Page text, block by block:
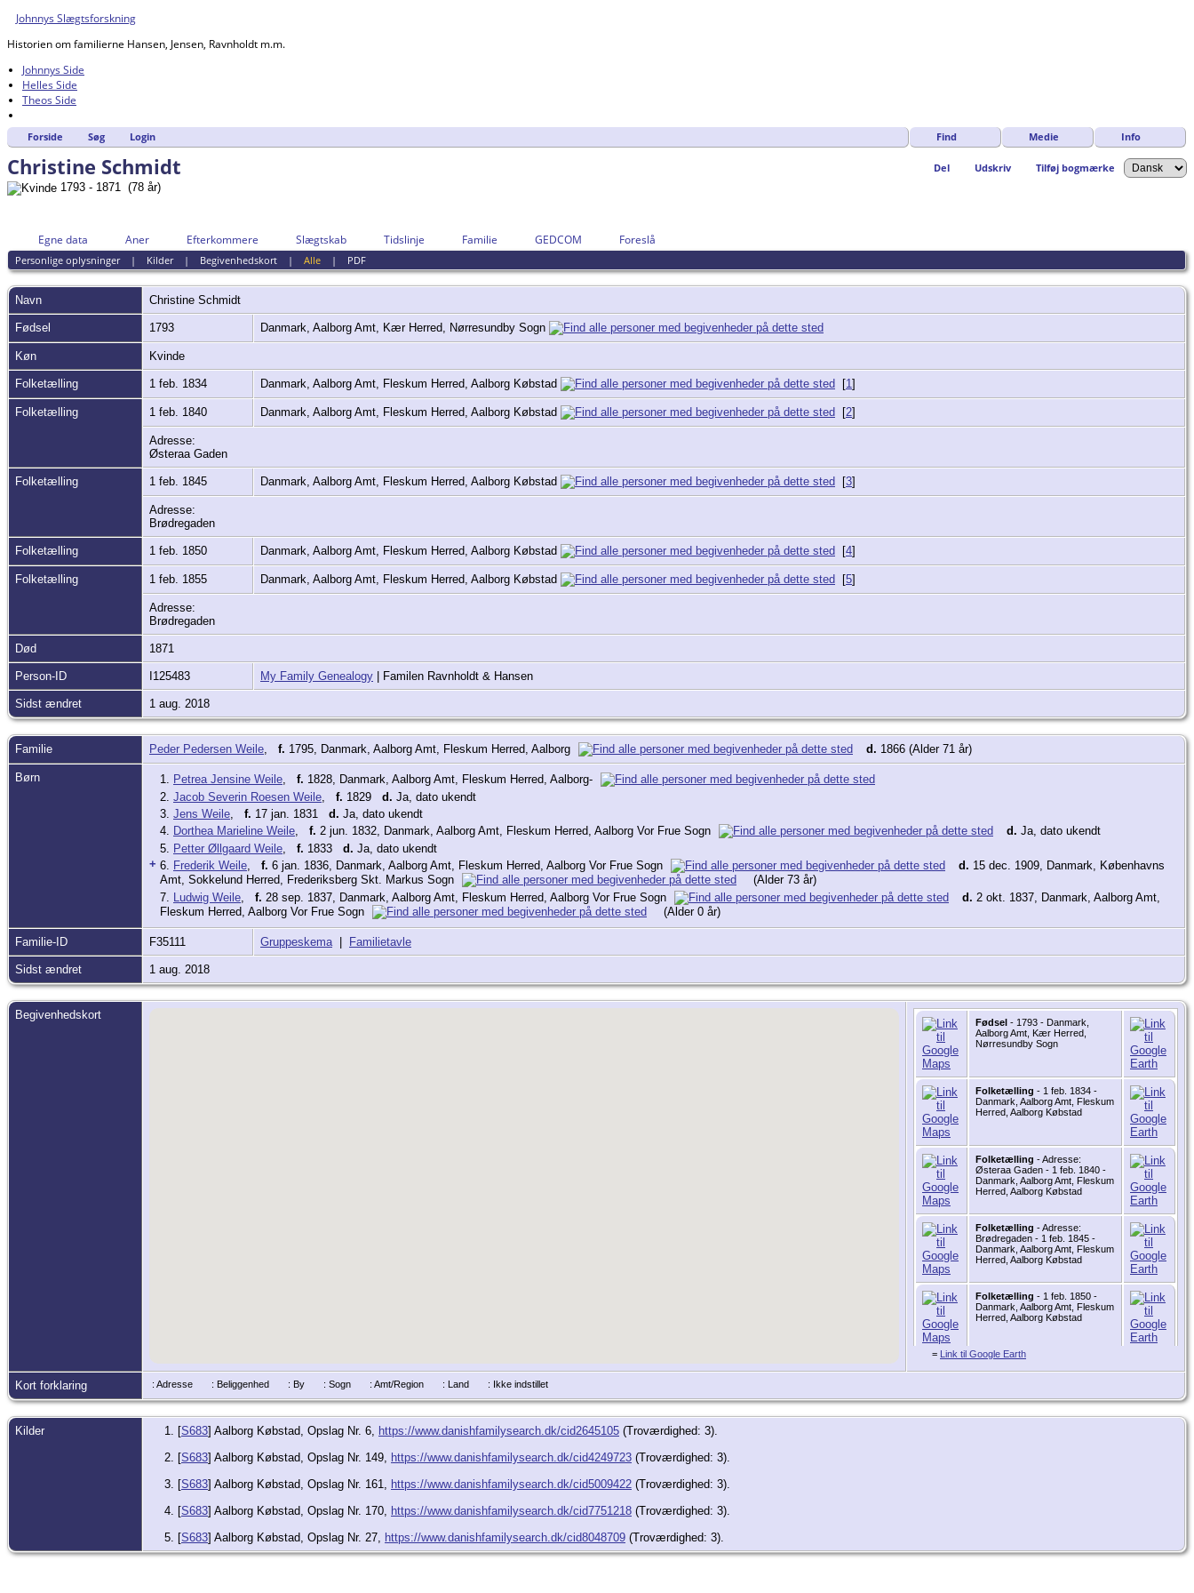
Johnnys Slægtsforskning
Historien om familierne Hansen, Jensen, Ravnholdt m.m.
Johnnys Side
Helles Side
Theos Side
Find Medie Info
Forside Søg Login
Del Udskriv Tilføj bogmærke
Christine Schmidt
1793 - 1871 (78 år)
Egne data Aner Efterkommere Slægtskab Tidslinje Familie GEDCOM Foreslå
Personlige oplysninger| Kilder| Begivenhedskort| Alle| PDF
Navn Christine Schmidt
Fødsel 1793 Danmark, Aalborg Amt, Kær Herred, Nørresundby Sogn
Køn Kvinde
Folketælling 1 feb. 1834 Danmark, Aalborg Amt, Fleskum Herred, Aalborg Købstad [1]
Folketælling 1 feb. 1840 Danmark, Aalborg Amt, Fleskum Herred, Aalborg Købstad [2]
Adresse:
Østeraa Gaden
Folketælling 1 feb. 1845 Danmark, Aalborg Amt, Fleskum Herred, Aalborg Købstad [3]
Adresse:
Brødregaden
Folketælling 1 feb. 1850 Danmark, Aalborg Amt, Fleskum Herred, Aalborg Købstad [4]
Folketælling 1 feb. 1855 Danmark, Aalborg Amt, Fleskum Herred, Aalborg Købstad [5]
Adresse:
Brødregaden
Død 1871
Person-ID I125483 My Family Genealogy | Familen Ravnholdt & Hansen
Sidst ændret 1 aug. 2018
Familie Peder Pedersen Weile, f. 1795, Danmark, Aalborg Amt, Fleskum Herred, Aalborg d. 1866 (Alder 71 år)
Børn 1. Petrea Jensine Weile, f. 1828, Danmark, Aalborg Amt, Fleskum Herred, Aalborg-
2. Jacob Severin Roesen Weile, f. 1829 d. Ja, dato ukendt
3. Jens Weile, f. 17 jan. 1831 d. Ja, dato ukendt
4. Dorthea Marieline Weile, f. 2 jun. 1832, Danmark, Aalborg Amt, Fleskum Herred, Aalborg Vor Frue Sogn d. Ja, dato ukendt
5. Petter Øllgaard Weile, f. 1833 d. Ja, dato ukendt
+ 6. Frederik Weile, f. 6 jan. 1836, Danmark, Aalborg Amt, Fleskum Herred, Aalborg Vor Frue Sogn d. 15 dec. 1909, Danmark, Københavns
Amt, Sokkelund Herred, Frederiksberg Skt. Markus Sogn
(Alder 73 år)
7. Ludwig Weile, f. 28 sep. 1837, Danmark, Aalborg Amt, Fleskum Herred, Aalborg Vor Frue Sogn d. 2 okt. 1837, Danmark, Aalborg Amt,
Fleskum Herred, Aalborg Vor Frue Sogn
(Alder 0 år)
Familie-ID F35111 Gruppeskema| Familietavle
Sidst ændret 1 aug. 2018
Begivenhedskort
Fødsel - 1793 - Danmark,
Aalborg Amt, Kær Herred,
Nørresundby Sogn
Folketælling - 1 feb. 1834 -
Danmark, Aalborg Amt, Fleskum
Herred, Aalborg Købstad
Folketælling - Adresse:
Østeraa Gaden - 1 feb. 1840 -
Danmark, Aalborg Amt, Fleskum
Herred, Aalborg Købstad
Folketælling - Adresse:
Brødregaden - 1 feb. 1845 -
Danmark, Aalborg Amt, Fleskum
Herred, Aalborg Købstad
Folketælling - 1 feb. 1850 -
Danmark, Aalborg Amt, Fleskum
Herred, Aalborg Købstad
Brødregaden - 1 feb. 1855 -
Herred, Aalborg Købstad
= Link til Google Earth
Kort forklaring : Adresse : Beliggenhed : By : Sogn : Amt/Region : Land : Ikke indstillet
Kilder [S683] Aalborg Købstad, Opslag Nr. 6, https://www.danishfamilysearch.dk/cid2645105 (Troværdighed: 3).
[S683] Aalborg Købstad, Opslag Nr. 149, https://www.danishfamilysearch.dk/cid4249723 (Troværdighed: 3).
[S683] Aalborg Købstad, Opslag Nr. 161, https://www.danishfamilysearch.dk/cid5009422 (Troværdighed: 3).
[S683] Aalborg Købstad, Opslag Nr. 170, https://www.danishfamilysearch.dk/cid7751218 (Troværdighed: 3).
[S683] Aalborg Købstad, Opslag Nr. 27, https://www.danishfamilysearch.dk/cid8048709 (Troværdighed: 3).